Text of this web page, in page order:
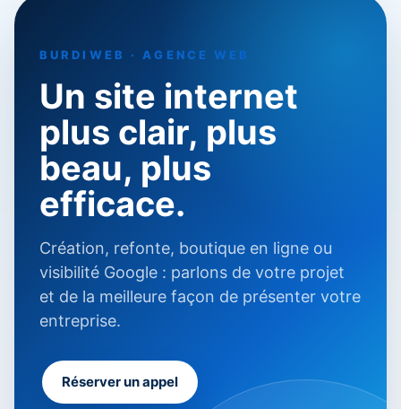
BURDIWEB · AGENCE WEB
Un site internet
plus clair, plus
beau, plus
efficace.
Création, refonte, boutique en ligne ou
visibilité Google : parlons de votre projet
et de la meilleure façon de présenter votre
entreprise.
Réserver un appel